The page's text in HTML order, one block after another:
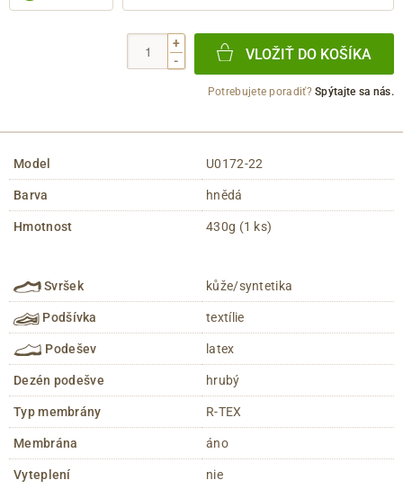
+
-
VLOŽIŤ DO KOŠÍKA
Potrebujete poradiť?Spýtajte sa nás.
Model U0172-22
Barva hnědá
Hmotnost 430g (1 ks)
Svršek kůže/syntetika
Podšívka textílie
Podešev latex
Dezén podešve hrubý
Typ membrány R-TEX
Membrána áno
Vyteplení nie